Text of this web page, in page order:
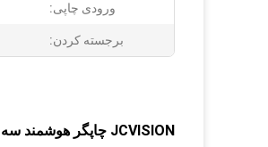
ورودی چاپی:
برجسته کردن:
JCVISION چاپگر هوشمند سه بعدی چاپگر سه بعدی صنعتی